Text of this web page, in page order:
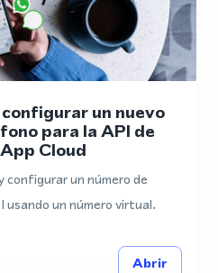
un nuevo
para la API de
Cloud
configurar un número de
un número virtual.
Abrir